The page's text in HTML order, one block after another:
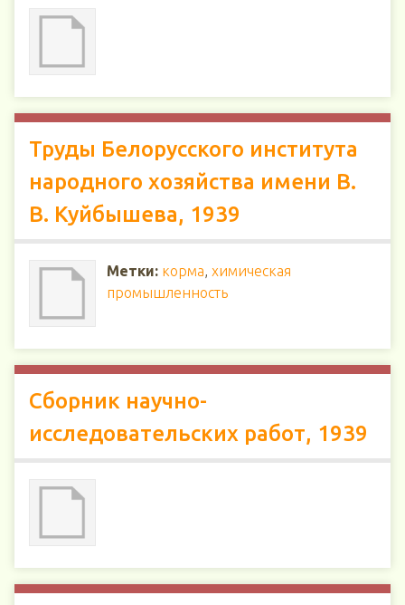
Труды Белорусского института
народного хозяйства имени В.
В. Куйбышева, 1939
Метки: корма, химическая
промышленность
Сборник научно-
исследовательских работ, 1939